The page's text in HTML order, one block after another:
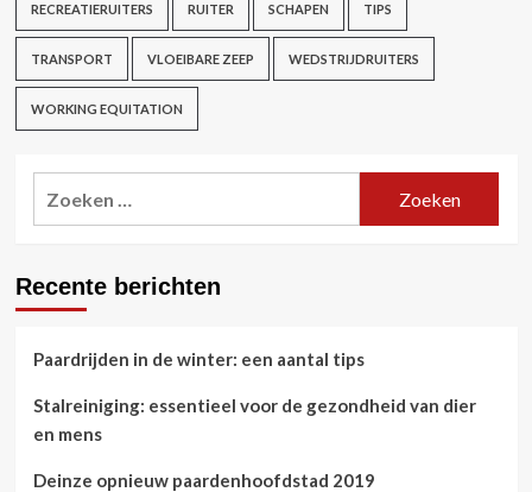
RECREATIERUITERS RUITER SCHAPEN TIPS
TRANSPORT VLOEIBARE ZEEP WEDSTRIJDRUITERS
WORKING EQUITATION
Recente berichten
Paardrijden in de winter: een aantal tips
Stalreiniging: essentieel voor de gezondheid van dier
en mens
Deinze opnieuw paardenhoofdstad 2019